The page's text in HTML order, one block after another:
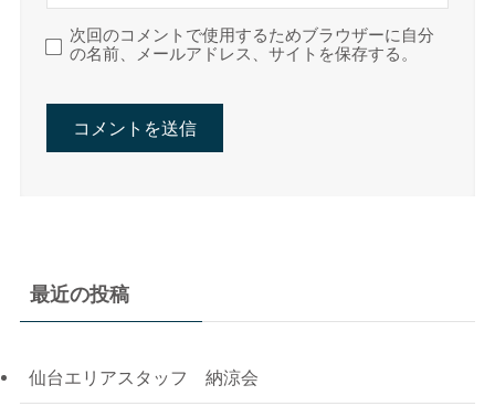
次回のコメントで使用するためブラウザーに自分
の名前、メールアドレス、サイトを保存する。
最近の投稿
仙台エリアスタッフ 納涼会